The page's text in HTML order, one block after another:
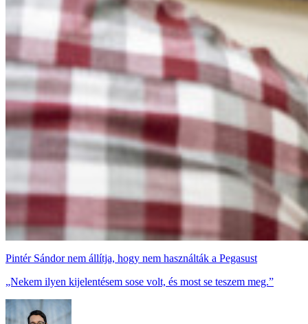
Pintér Sándor nem állítja, hogy nem használták a Pegasust
„Nekem ilyen kijelentésem sose volt, és most se teszem meg.”